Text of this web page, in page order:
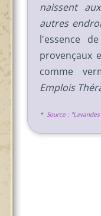
naissent
autres
l'essence
provençaux
comme
Emplois
* Source :